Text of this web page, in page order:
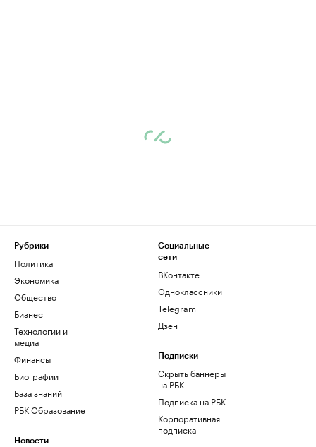
Рубрики
Политика
Экономика
Общество
Бизнес
Технологии и
медиа
Финансы
Биографии
База знаний
РБК Образование
Новости
Социальные
сети
ВКонтакте
Одноклассники
Telegram
Дзен
Подписки
Скрыть баннеры
на РБК
Подписка на РБК
Корпоративная
подписка